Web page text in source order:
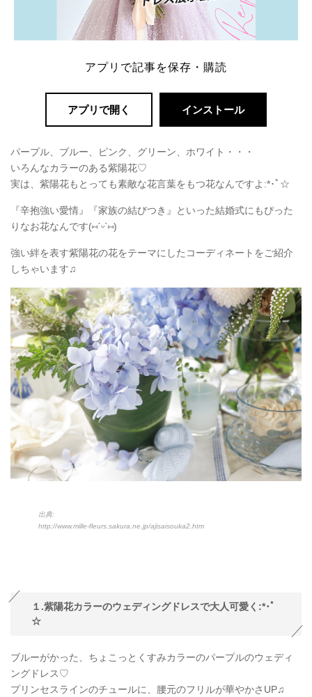
アプリで記事を保存・購読
アプリで開く インストール
パープル、ブルー、ピンク、グリーン、ホワイト・・・
いろんなカラーのある紫陽花♡
実は、紫陽花もとっても素敵な花言葉をもつ花なんですよ:*･ﾟ☆
『辛抱強い愛情』『家族の結びつき』といった結婚式にもぴった
りなお花なんです(⑅ˊᵕˋ⑅)
強い絆を表す紫陽花の花をテーマにしたコーディネートをご紹介
しちゃいます♫
出典:
http://www.mille-fleurs.sakura.ne.jp/ajisaisouka2.htm
１.紫陽花カラーのウェディングドレスで大人可愛く:*･ﾟ
☆
ブルーがかった、ちょこっとくすみカラーのパープルのウェディ
ングドレス♡
プリンセスラインのチュールに、腰元のフリルが華やかさUP♫